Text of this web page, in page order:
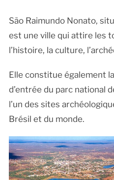
São Raimundo Nonato,
est une ville qui attire les
l’histoire, la culture,
Elle constitue également
d’entrée du parc national
l’un des sites
Brésil et du monde.